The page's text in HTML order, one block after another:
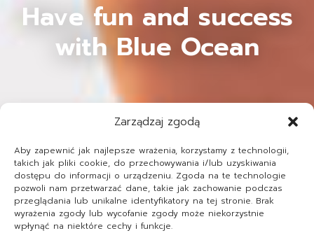
Zarządzaj zgodą
Aby zapewnić jak najlepsze wrażenia, korzystamy z technologii,
takich jak pliki cookie, do przechowywania i/lub uzyskiwania
dostępu do informacji o urządzeniu. Zgoda na te technologie
pozwoli nam przetwarzać dane, takie jak zachowanie podczas
przeglądania lub unikalne identyfikatory na tej stronie. Brak
wyrażenia zgody lub wycofanie zgody może niekorzystnie
wpłynąć na niektóre cechy i funkcje.
Have fun and success
with Blue Ocean